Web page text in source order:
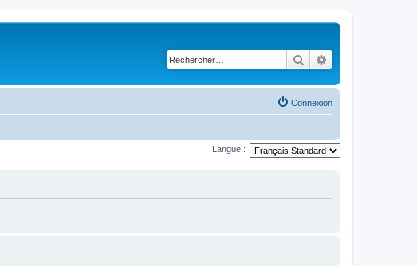
Rechercher
Connexion
Langue :